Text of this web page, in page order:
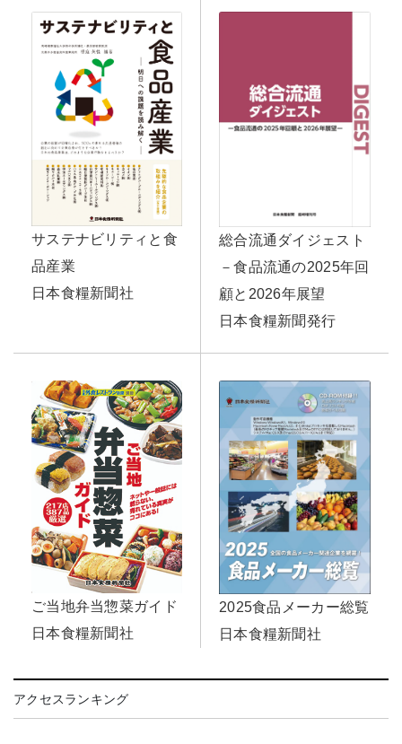
サステナビリティと食
品産業
日本食糧新聞社
総合流通ダイジェスト
－食品流通の2025年回
顧と2026年展望
日本食糧新聞発行
ご当地弁当惣菜ガイド
日本食糧新聞社
2025食品メーカー総覧
日本食糧新聞社
アクセスランキング